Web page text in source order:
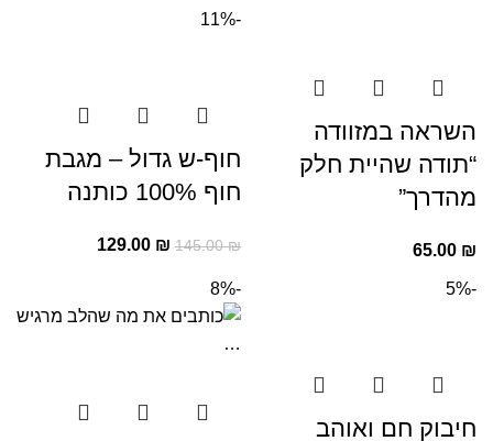
השראה במזוודה
“תודה שהיית חלק
מהדרך”
65.00 ₪
-11%
חוף-ש גדול – מגבת
חוף 100% כותנה
145.00₪
129.00 ₪
-5%
חיבוק חם ואוהב
-8%